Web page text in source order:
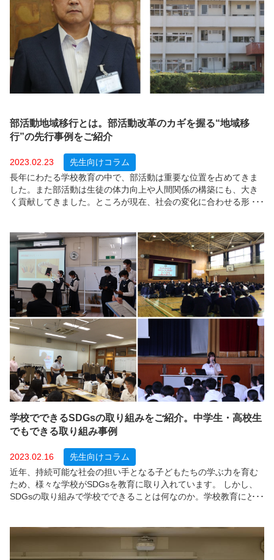
部活動地域移行とは。部活動改革のカギを握る“地域移
行”の先行事例をご紹介
2023.02.23
先生向けコラム
長年にわたる学校教育の中で、部活動は重要な位置を占めてきま
した。また部活動は生徒の体力向上や人間関係の構築にも、大き
く貢献してきました。ところが現在、社会の変化に合わせる形
推進が始まり、今後さらに取り組みが進むことが予測されます。
具体的には、部活動の地域移行や、教員の働き方改革が行われる
ことになりますが、こうした取り組みが教育現場にどのような変
化をもたらすのでしょうか。部活動改革の概要のほか、先行的に
部活動の地域移行に取り組んでいる地域部活動推進事業モデル校
の事例も含めてご紹介します。
学校でできるSDGsの取り組みをご紹介。中学生・高校生
でもできる取り組み事例
2023.02.16
先生向けコラム
近年、持続可能な社会の担い手となる子どもたちの学ぶ力を育む
ため、様々な学校がSDGsを教育に取り入れています。 しかし、
SDGsの取り組みで学校でできることは何なのか。学校教育にどの
つご紹介します。